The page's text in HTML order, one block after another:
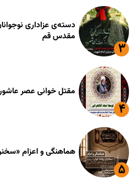
دسته‌ی عزاداری
مقدس قم
مقتل خوانی عصر
هماهنگی و اعزام